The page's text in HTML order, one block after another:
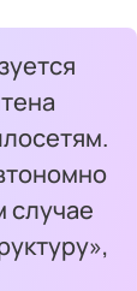
случае